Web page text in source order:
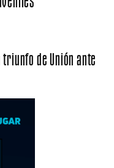
de Unión ante